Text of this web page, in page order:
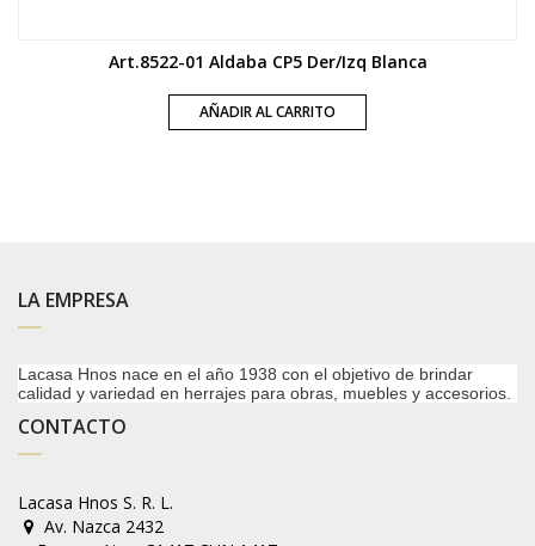
Art.8522-01 Aldaba CP5 Der/Izq Blanca
AÑADIR AL CARRITO
LA EMPRESA
Lacasa Hnos nace en el año 1938 con el objetivo de brindar
calidad y variedad en herrajes para obras, muebles y accesorios.
CONTACTO
Lacasa Hnos S. R. L.
Av. Nazca 2432